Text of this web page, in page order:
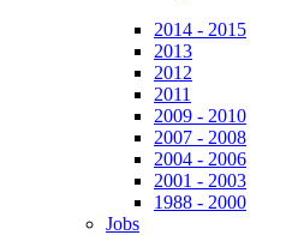
2014 - 2015
2013
2012
2011
2009 - 2010
2007 - 2008
2004 - 2006
2001 - 2003
1988 - 2000
Jobs